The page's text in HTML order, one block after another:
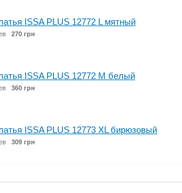
ISSA PLUS 12772 L мятный
270 грн
ISSA PLUS 12772 M белый
360 грн
ISSA PLUS 12773 XL бирюзовый
309 грн